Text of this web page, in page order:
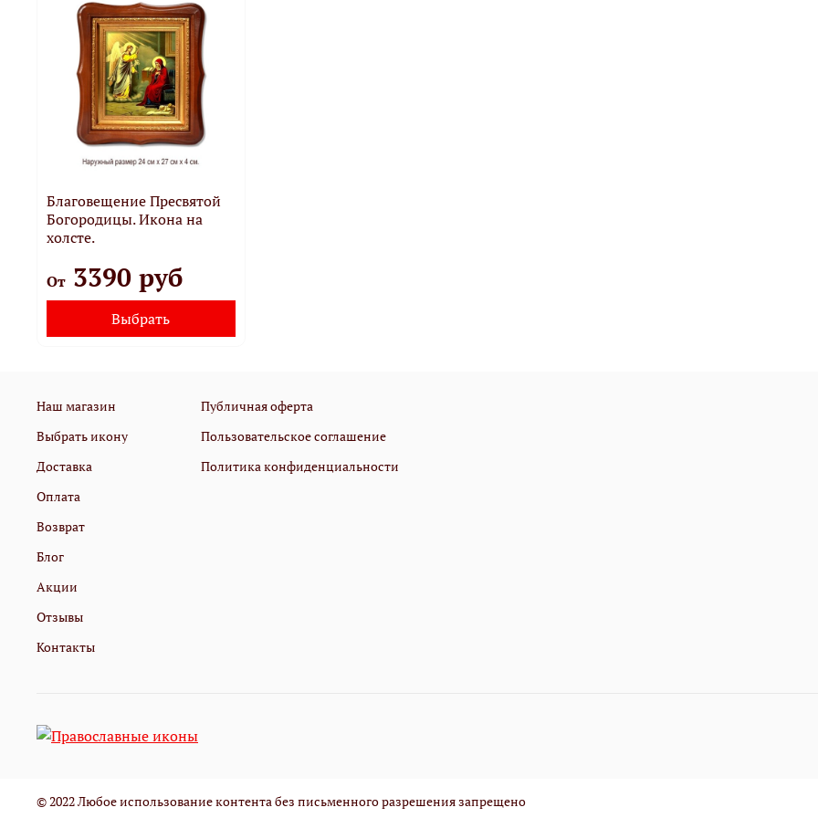
Благовещение Пресвятой
Богородицы. Икона на
холсте.
От 3390 руб
Выбрать
Наш магазин
Выбрать икону
Доставка
Оплата
Возврат
Блог
Акции
Отзывы
Контакты
Публичная оферта
Пользовательское соглашение
Политика конфиденциальности
© 2022 Любое использование контента без письменного разрешения запрещено